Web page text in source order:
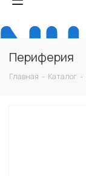
Периферия
Главная - Каталог -